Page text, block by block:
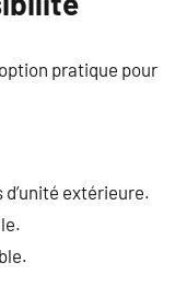
pratique pour
extérieure.